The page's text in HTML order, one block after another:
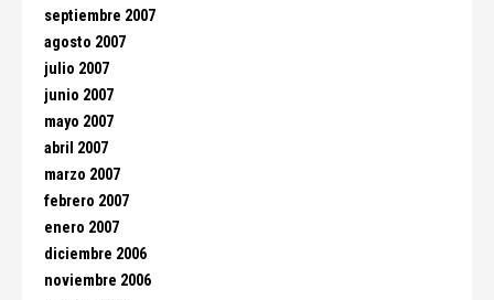
septiembre 2007
agosto 2007
julio 2007
junio 2007
mayo 2007
abril 2007
marzo 2007
febrero 2007
enero 2007
diciembre 2006
noviembre 2006